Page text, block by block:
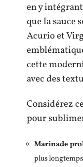
en y
que la sauce
Acurio et
cette
avec des
Considérez
pour
Marinade
plus